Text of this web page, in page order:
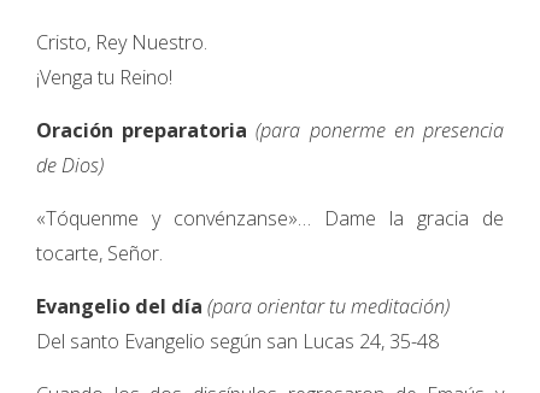
Cristo, Rey Nuestro.
¡Venga tu Reino!
Oración preparatoria (para ponerme en presencia
de Dios)
«Tóquenme y convénzanse»… Dame la gracia de
tocarte, Señor.
Evangelio del día (para orientar tu meditación)
Del santo Evangelio según san Lucas 24, 35-48